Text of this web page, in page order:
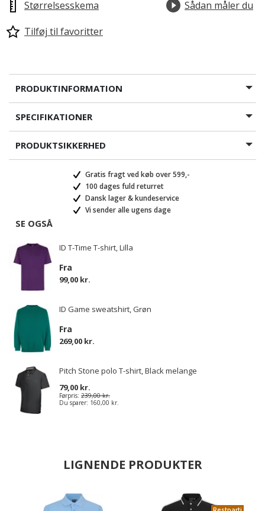
Størrelsesskema
Sådan måler du
Tilføj til favoritter
PRODUKTINFORMATION
SPECIFIKATIONER
PRODUKTSIKKERHED
Gratis fragt ved køb over 599,-
100 dages fuld returret
Dansk lager & kundeservice
Vi sender alle ugens dage
SE OGSÅ
ID T-Time T-shirt, Lilla
Fra
99,00 kr.
ID Game sweatshirt, Grøn
Fra
269,00 kr.
Pitch Stone polo T-shirt, Black melange
79,00 kr.
Førpris: 239,00 kr.
Du sparer: 160,00 kr.
LIGNENDE PRODUKTER